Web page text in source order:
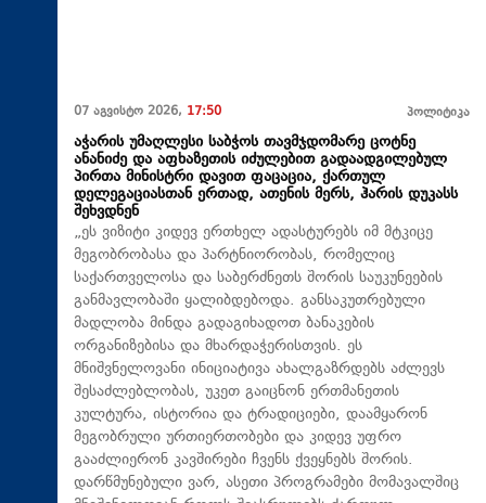
07 აგვისტო 2026, 17:50 პოლიტიკა
აჭარის უმაღლესი საბჭოს თავმჯდომარე ცოტნე
ანანიძე და აფხაზეთის იძულებით გადაადგილებულ
პირთა მინისტრი დავით ფაცაცია, ქართულ
დელეგაციასთან ერთად, ათენის მერს, ჰარის დუკასს
შეხვდნენ
„ეს ვიზიტი კიდევ ერთხელ ადასტურებს იმ მტკიცე
მეგობრობასა და პარტნიორობას, რომელიც
საქართველოსა და საბერძნეთს შორის საუკუნეების
განმავლობაში ყალიბდებოდა. განსაკუთრებული
მადლობა მინდა გადაგიხადოთ ბანაკების
ორგანიზებისა და მხარდაჭერისთვის. ეს
მნიშვნელოვანი ინიციატივა ახალგაზრდებს აძლევს
შესაძლებლობას, უკეთ გაიცნონ ერთმანეთის
კულტურა, ისტორია და ტრადიციები, დაამყარონ
მეგობრული ურთიერთობები და კიდევ უფრო
გააძლიერონ კავშირები ჩვენს ქვეყნებს შორის.
დარწმუნებული ვარ, ასეთი პროგრამები მომავალშიც